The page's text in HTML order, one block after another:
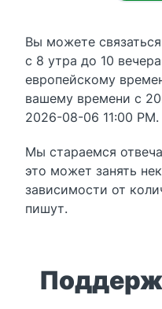
Вы можете
с 8 утра до 10
европейскому
вашему времени с
2026-08-06 11:00 PM.
Мы стараемся
это может занять
зависимости от
пишут.